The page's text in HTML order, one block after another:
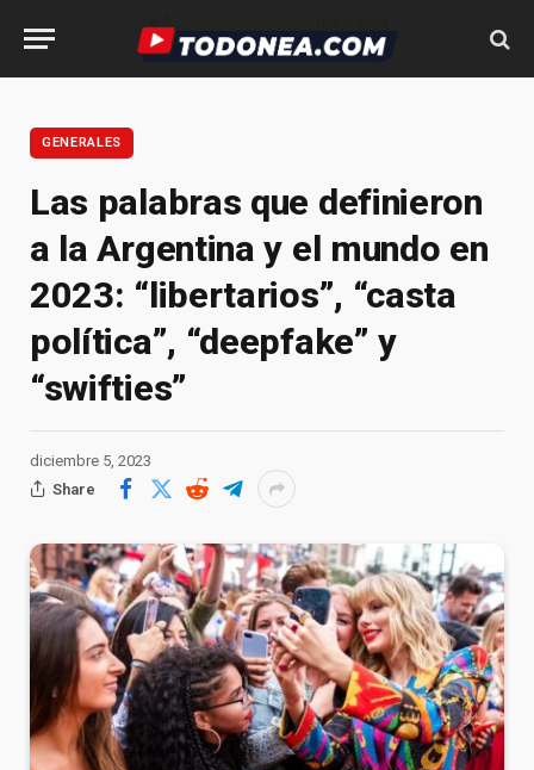
GENERALES
Las palabras que definieron
a la Argentina y el mundo en
2023: “libertarios”, “casta
política”, “deepfake” y
“swifties”
diciembre 5, 2023
Share